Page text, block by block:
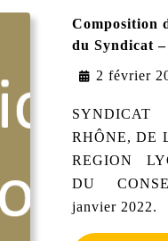
Composition
du Syndicat –
2 février
SYNDICAT D’APICULTURE DU
RHÔNE, DE
REGION
DU
janvier 2022.